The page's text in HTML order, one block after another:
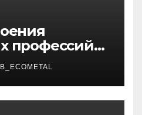
профессий
курсы